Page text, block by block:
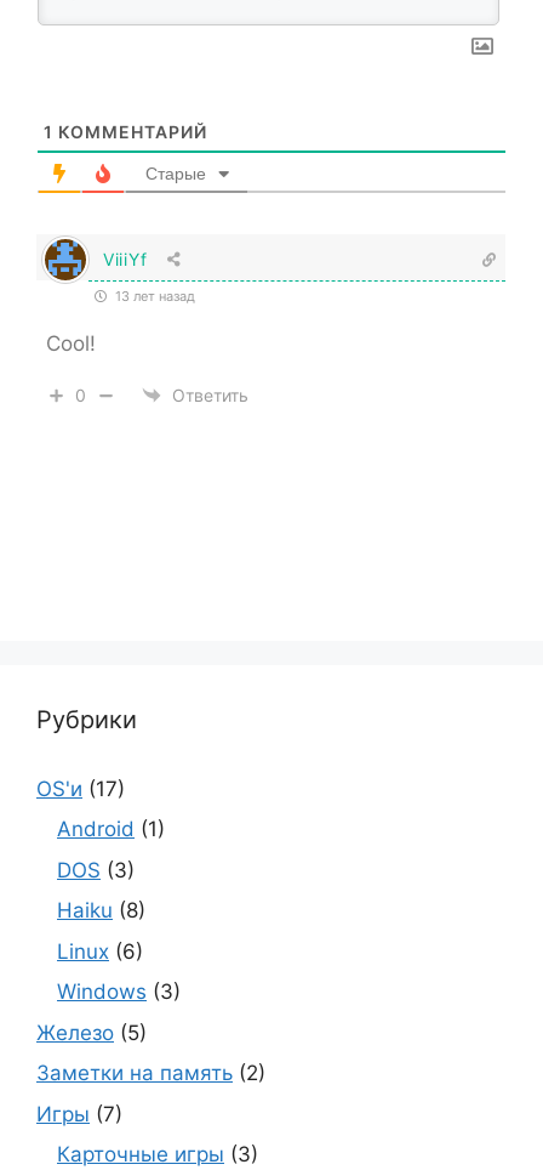
1 КОММЕНТАРИЙ
Старые
ViiiYf
13 лет назад
Cool!
0 Ответить
Рубрики
OS'и (17)
Android (1)
DOS (3)
Haiku (8)
Linux (6)
Windows (3)
Железо (5)
Заметки на память (2)
Игры (7)
Карточные игры (3)